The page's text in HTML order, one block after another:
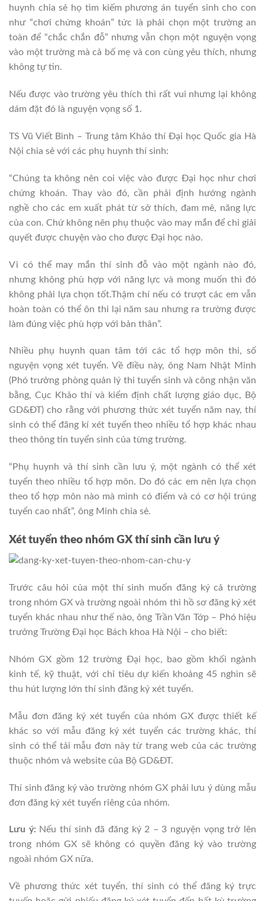
huynh chia sẻ họ tìm kiếm phương án tuyển sinh cho con
như “chơi chứng khoán” tức là phải chọn một trường an
toàn để “chắc chắn đỗ” nhưng vẫn chọn một nguyện vọng
vào một trường mà cả bố mẹ và con cùng yêu thích, nhưng
không tự tin.
Nếu được vào trường yêu thích thì rất vui nhưng lại không
dám đặt đó là nguyện vọng số 1.
TS Vũ Viết Bình – Trung tâm Khảo thí Đại học Quốc gia Hà
Nội chia sẻ với các phụ huynh thí sinh:
“Chúng ta không nên coi việc vào được Đại học như chơi
chứng khoán. Thay vào đó, cần phải định hướng ngành
nghề cho các em xuất phát từ sở thích, đam mê, năng lực
của con. Chứ không nên phụ thuộc vào may mắn để chỉ giải
quyết được chuyện vào cho được Đại học nào.
Vì có thể may mắn thí sinh đỗ vào một ngành nào đó,
nhưng không phù hợp với năng lực và mong muốn thì đó
không phải lựa chọn tốt.Thậm chí nếu có trượt các em vẫn
hoàn toàn có thể ôn thi lại năm sau nhưng ra trường được
làm đúng việc phù hợp với bản thân”.
Nhiều phụ huynh quan tâm tới các tổ hợp môn thi, số
nguyện vọng xét tuyển. Về điều này, ông Nam Nhật Minh
(Phó trưởng phòng quản lý thi tuyển sinh và công nhận văn
bằng, Cục Khảo thí và kiểm định chất lượng giáo dục, Bộ
GD&ĐT) cho rằng với phương thức xét tuyển năm nay, thí
sinh có thể đăng kí xét tuyển theo nhiều tổ hợp khác nhau
theo thông tin tuyển sinh của từng trường.
“Phụ huynh và thí sinh cần lưu ý, một ngành có thể xét
tuyển theo nhiều tổ hợp môn. Do đó các em nên lựa chọn
theo tổ hợp môn nào mà mình có điểm và có cơ hội trúng
tuyển cao nhất”, ông Minh chia sẻ.
Xét tuyển theo nhóm GX thí sinh cần lưu ý
Trước câu hỏi của một thí sinh muốn đăng ký cả trường
trong nhóm GX và trường ngoài nhóm thì hồ sơ đăng ký xét
tuyển khác nhau như thế nào, ông Trần Văn Tớp – Phó hiệu
trưởng Trường Đại học Bách khoa Hà Nội – cho biết:
Nhóm GX gồm 12 trường Đại học, bao gồm khối ngành
kinh tế, kỹ thuật, với chỉ tiêu dự kiến khoảng 45 nghìn sẽ
thu hút lượng lớn thí sinh đăng ký xét tuyển.
Mẫu đơn đăng ký xét tuyển của nhóm GX được thiết kế
khác so với mẫu đăng ký xét tuyển các trường khác, thí
sinh có thể tải mẫu đơn này từ trang web của các trường
thuộc nhóm và website của Bộ GD&ĐT.
Thí sinh đăng ký vào trường nhóm GX phải lưu ý dùng mẫu
đơn đăng ký xét tuyển riêng của nhóm.
Lưu ý: Nếu thí sinh đã đăng ký 2 – 3 nguyện vọng trở lên
trong nhóm GX sẽ không có quyền đăng ký vào trường
ngoài nhóm GX nữa.
Về phương thức xét tuyển, thí sinh có thể đăng ký trực